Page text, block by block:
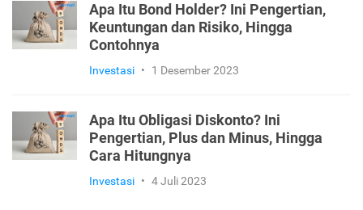
Apa Itu Bond Holder? Ini Pengertian,
Keuntungan dan Risiko, Hingga
Contohnya
Investasi • 1 Desember 2023
Apa Itu Obligasi Diskonto? Ini
Pengertian, Plus dan Minus, Hingga
Cara Hitungnya
Investasi • 4 Juli 2023